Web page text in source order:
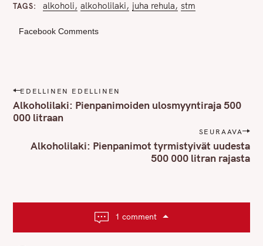
TAGS alkoholi alkoholilaki juha rehula stm
Facebook Comments
P
o
s
g
t
EDELLINEN EDELLINEN
Alkoholilaki: Pienpanimoiden ulosmyyntiraja 500
000 litraan
SEURAAVA
Alkoholilaki: Pienpanimot tyrmistyivät uudesta
500 000 litran rajasta
1 comment